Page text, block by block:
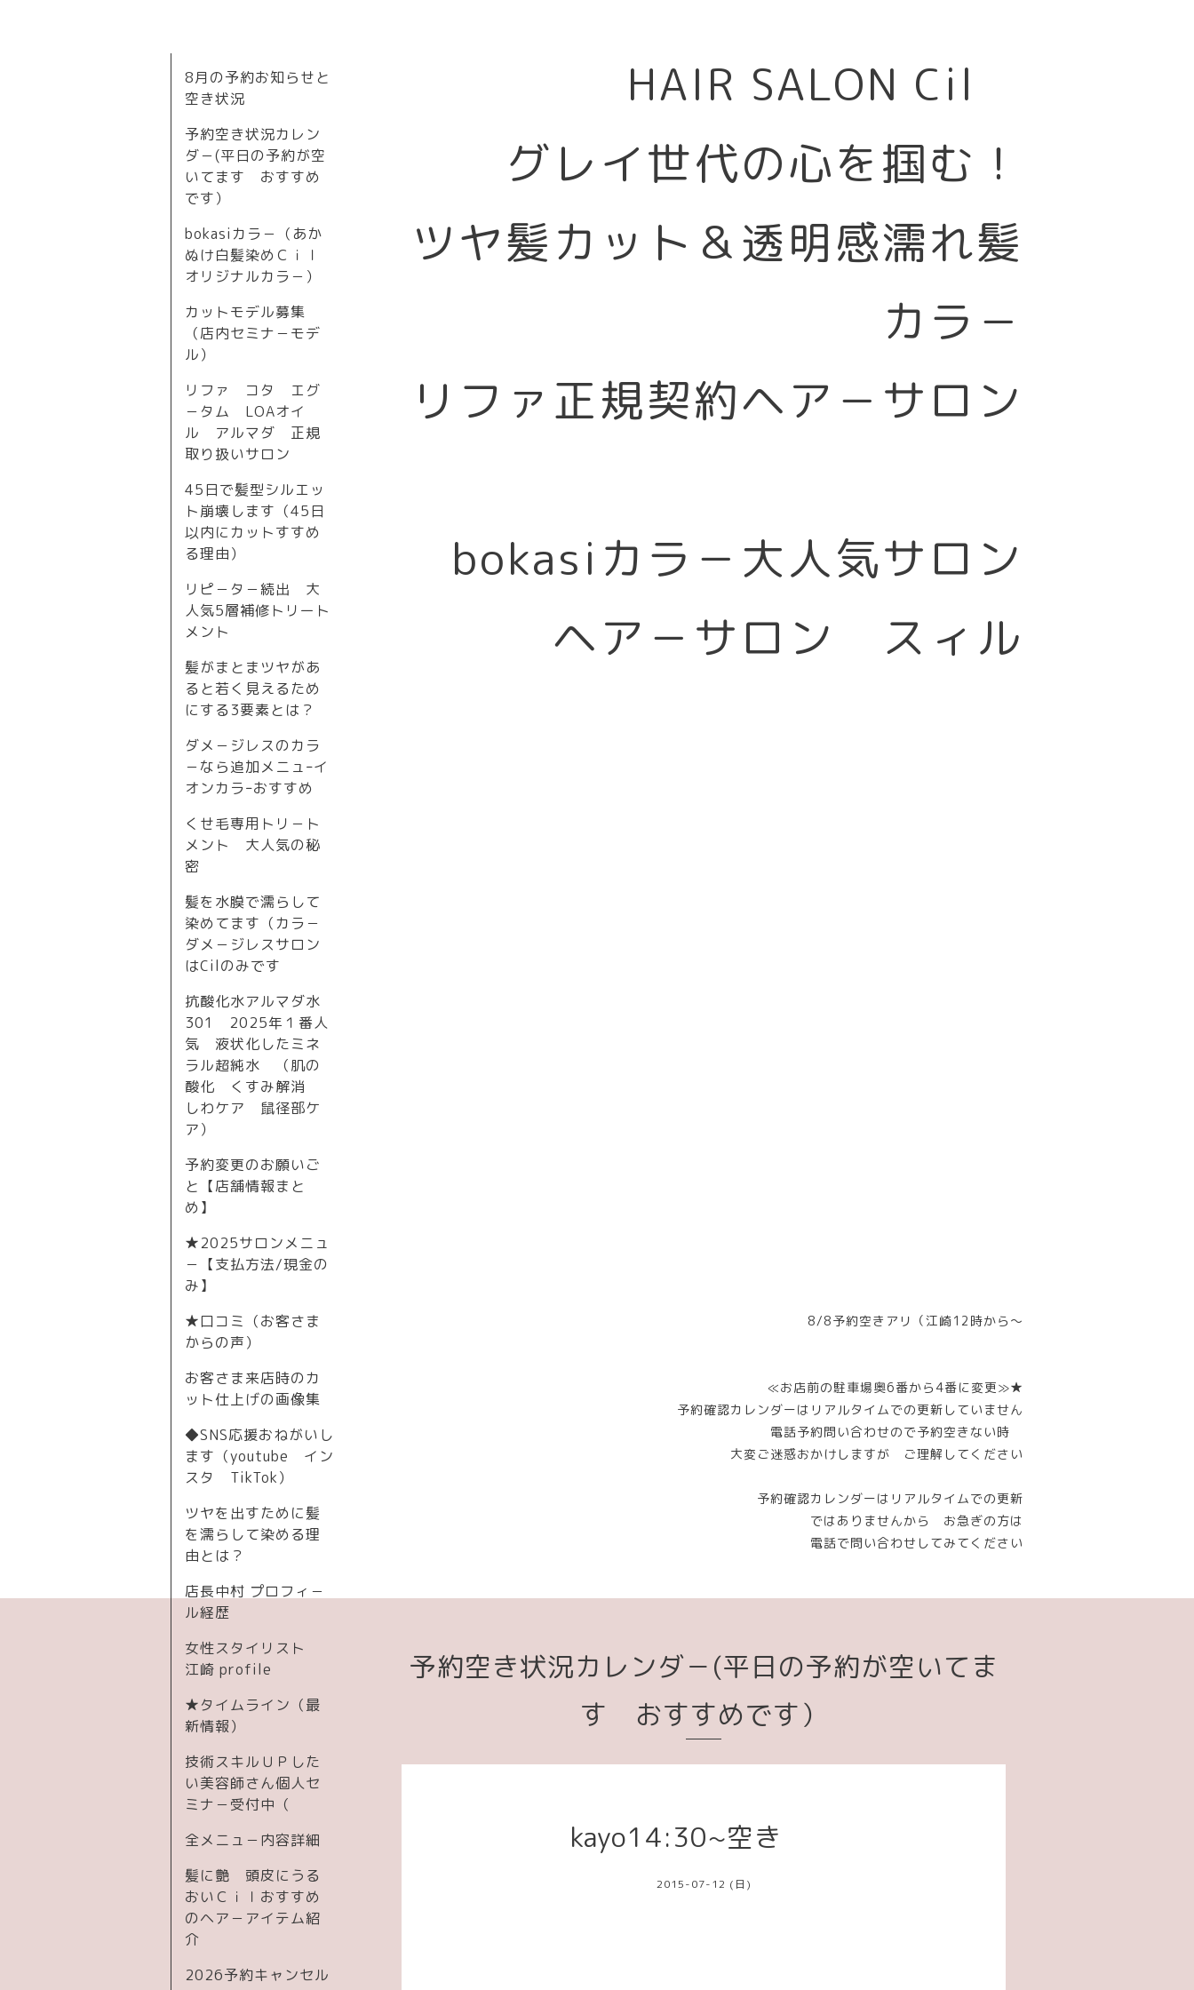
HAIR SALON Cil
グレイ世代の心を掴む！
ツヤ髪カット＆透明感濡れ髪
カラ－
リファ正規契約ヘア－サロン
bokasiカラ－大人気サロン
ヘア－サロン スィル
8/8予約空きアリ（江崎12時から～
≪お店前の駐車場奥6番から4番に変更≫★
予約確認カレンダーはリアルタイムでの更新していません
電話予約問い合わせので予約空きない時
大変ご迷惑おかけしますが ご理解してください
予約確認カレンダーはリアルタイムでの更新
ではありませんから お急ぎの方は
電話で問い合わせしてみてください
8月の予約お知らせと
空き状況
予約空き状況カレン
ダ－(平日の予約が空
いてます おすすめ
です）
bokasiカラ－（あか
ぬけ白髪染めＣｉｌ
オリジナルカラ－）
カットモデル募集
（店内セミナ－モデ
ル）
リファ コタ エグ
－タム LOAオイ
ル アルマダ 正規
取り扱いサロン
45日で髪型シルエッ
ト崩壊します（45日
以内にカットすすめ
る理由）
リピ－タ－続出 大
人気5層補修トリート
メント
髪がまとまツヤがあ
ると若く見えるため
にする3要素とは？
ダメ－ジレスのカラ
－なら追加メニュｰイ
オンカラｰおすすめ
くせ毛専用トリ－ト
メント 大人気の秘
密
髪を水膜で濡らして
染めてます（カラ－
ダメ－ジレスサロン
はCilのみです
抗酸化水アルマダ水
301 2025年１番人
気 液状化したミネ
ラル超純水 （肌の
酸化 くすみ解消
しわケア 鼠径部ケ
ア）
予約変更のお願いご
と【店舗情報まと
め】
★2025サロンメニュ
－【支払方法/現金の
み】
★口コミ（お客さま
からの声）
お客さま来店時のカ
ット仕上げの画像集
◆SNS応援おねがいし
ます（youtube イン
スタ TikTok）
ツヤを出すために髪
を濡らして染める理
由とは？
店長中村 プロフィ－
ル経歴
女性スタイリスト
江崎 profile
★タイムライン（最
新情報）
技術スキルＵＰした
い美容師さん個人セ
ミナ－受付中（
全メニュ－内容詳細
髪に艶 頭皮にうる
おいＣｉｌおすすめ
のヘア－アイテム紹
介
2026予約キャンセル
予約空き状況カレンダ－(平日の予約が空いてま
す おすすめです）
kayo14:30~空き
2015-07-12 (日)